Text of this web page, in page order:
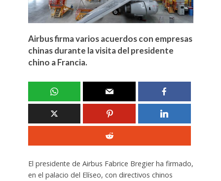
Airbus firma varios acuerdos con empresas
chinas durante la visita del presidente
chino a Francia.
El presidente de Airbus Fabrice Bregier ha firmado,
en el palacio del Elíseo, con directivos chinos